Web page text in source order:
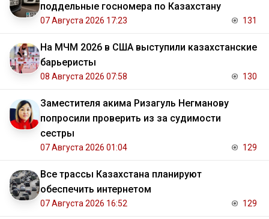
поддельные госномера по Казахстану
07 Августа 2026 17:23 131
На МЧМ 2026 в США выступили казахстанские
барьеристы
08 Августа 2026 07:58 130
Заместителя акима Ризагуль Негманову
попросили проверить из за судимости
сестры
07 Августа 2026 01:04 129
Все трассы Казахстана планируют
обеспечить интернетом
07 Августа 2026 16:52 129